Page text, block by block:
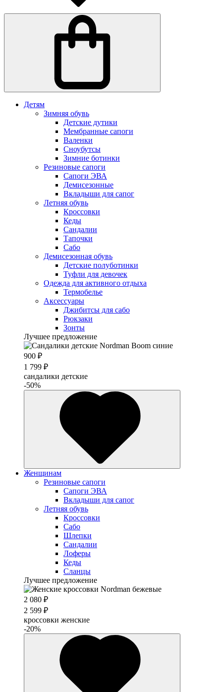
Детям
Зимняя обувь
Детские дутики
Мембранные сапоги
Валенки
Сноубутсы
Зимние ботинки
Резиновые сапоги
Сапоги ЭВА
Демисезонные
Вкладыши для сапог
Летняя обувь
Кроссовки
Кеды
Сандалии
Тапочки
Сабо
Демисезонная обувь
Детские полуботинки
Туфли для девочек
Одежда для активного отдыха
Термобелье
Аксессуары
Джибитсы для сабо
Рюкзаки
Зонты
Лучшее предложение
900 ₽
1 799 ₽
сандалики детские
-50%
Женщинам
Резиновые сапоги
Cапоги ЭВА
Вкладыши для сапог
Летняя обувь
Кроссовки
Сабо
Шлепки
Сандалии
Лоферы
Кеды
Сланцы
Лучшее предложение
2 080 ₽
2 599 ₽
кроссовки женские
-20%